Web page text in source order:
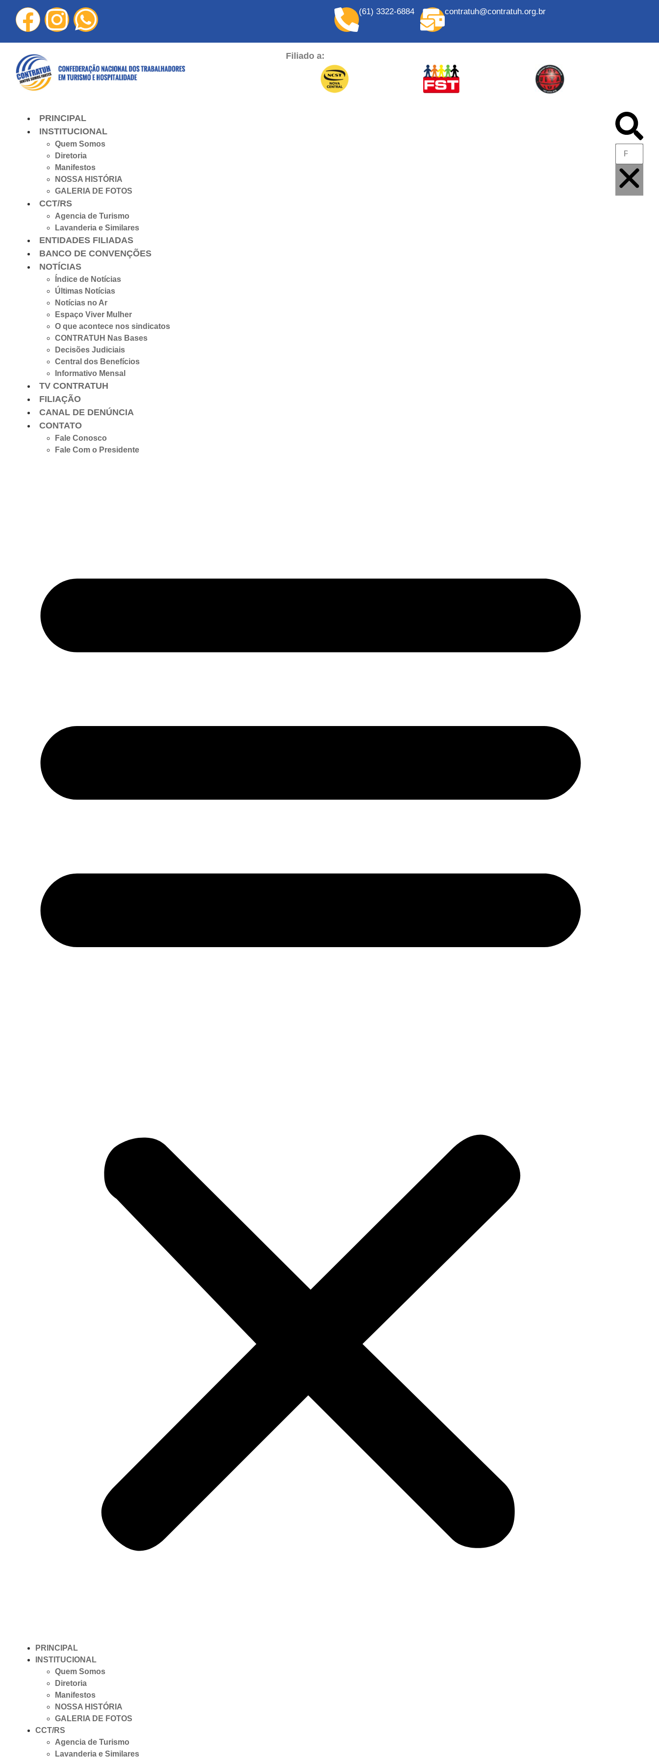
(61) 3322-6884 contratuh@contratuh.org.br
Filiado a:
PRINCIPAL
INSTITUCIONAL
Quem Somos
Diretoria
Manifestos
NOSSA HISTÓRIA
GALERIA DE FOTOS
CCT/RS
Agencia de Turismo
Lavanderia e Similares
ENTIDADES FILIADAS
BANCO DE CONVENÇÕES
NOTÍCIAS
Índice de Notícias
Últimas Notícias
Notícias no Ar
Espaço Viver Mulher
O que acontece nos sindicatos
CONTRATUH Nas Bases
Decisões Judiciais
Central dos Benefícios
Informativo Mensal
TV CONTRATUH
FILIAÇÃO
CANAL DE DENÚNCIA
CONTATO
Fale Conosco
Fale Com o Presidente
PRINCIPAL
INSTITUCIONAL
Quem Somos
Diretoria
Manifestos
NOSSA HISTÓRIA
GALERIA DE FOTOS
CCT/RS
Agencia de Turismo
Lavanderia e Similares